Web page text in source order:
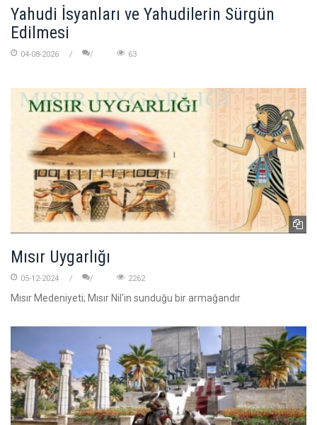
Yahudi İsyanları ve Yahudilerin Sürgün
Edilmesi
04-08-2026 63
Mısır Uygarlığı
05-12-2024 2262
Mısır Medeniyeti; Mısır Nil'in sunduğu bir armağandır